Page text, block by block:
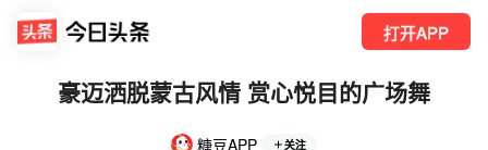
打开APP
豪迈洒脱蒙古风情 赏心悦目的广场舞
糖豆APP 关注